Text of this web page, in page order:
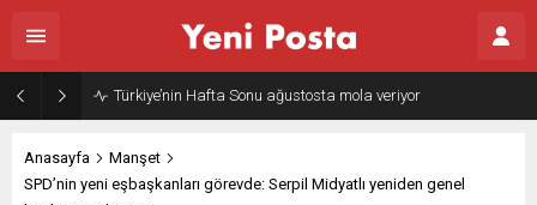
Gazze’nin geleceği: Teknokratik kontrol mü, kolonializm mi?
Anasayfa
Manşet
SPD’nin yeni eşbaşkanları görevde: Serpil Midyatlı yeniden genel